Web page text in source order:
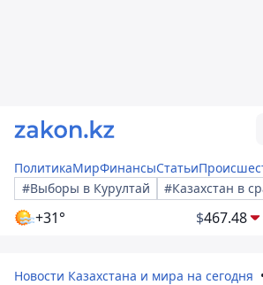
ПолитикаМирФинансыСтатьи
#Выборы в Курултай
#Казахстан в
+31° $467.48
Новости Казахстана и мира на сегодня